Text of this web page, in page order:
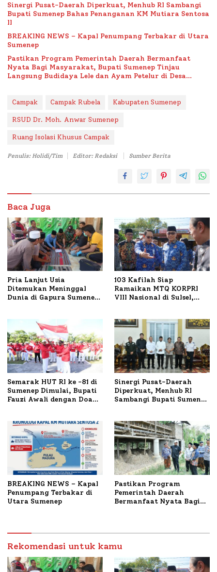
Sinergi Pusat-Daerah Diperkuat, Menhub RI Sambangi
Bupati Sumenep Bahas Penanganan KM Mutiara Sentosa
II
BREAKING NEWS – Kapal Penumpang Terbakar di Utara
Sumenep
Pastikan Program Pemerintah Daerah Bermanfaat
Nyata Bagi Masyarakat, Bupati Sumenep Tinjau
Langsung Budidaya Lele dan Ayam Petelur di Desa
Campak Campak Rubela Kabupaten Sumenep
RSUD Dr. Moh. Anwar Sumenep
Ruang Isolasi Khusus Campak
Penulis: Holidi/Tim Editor: Redaksi Sumber Berita
Baca Juga
Pria Lanjut Usia
Ditemukan Meninggal
Dunia di Gapura Sumenep,
103 Kafilah Siap
Ramaikan MTQ KORPRI
VIII Nasional di Sulsel,
Semarak HUT RI ke -81 di
Sumenep Dimulai, Bupati
Fauzi Awali dengan Doa
Sinergi Pusat-Daerah
Diperkuat, Menhub RI
Sambangi Bupati Sumenep
BREAKING NEWS – Kapal
Penumpang Terbakar di
Utara Sumenep
Pastikan Program
Pemerintah Daerah
Bermanfaat Nyata Bagi
Petelur di Desa Bataal
Timur
Rekomendasi untuk kamu